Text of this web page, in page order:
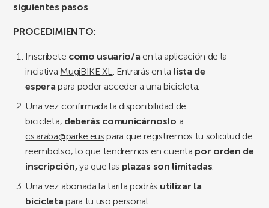
siguientes pasos
PROCEDIMIENTO:
Inscríbete como usuario/a en la aplicación de la
inciativa MugiBIKE XL. Entrarás en la lista de
espera para poder acceder a una bicicleta.
Una vez confirmada la disponibilidad de
bicicleta, deberás comunicárnoslo a
cs.araba@parke.eus para que registremos tu solicitud de
reembolso, lo que tendremos en cuenta por orden de
inscripción,ya que las plazas son limitadas.
Una vez abonada la tarifa podrás utilizar la
bicicletapara tu uso personal.